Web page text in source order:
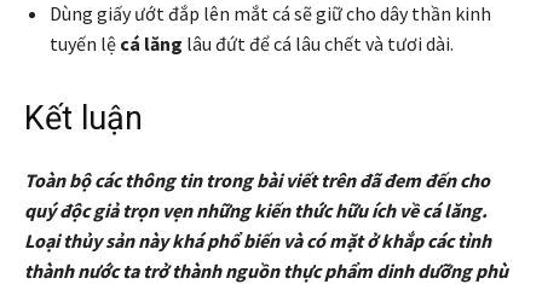
Dùng giấy ướt đắp lên mắt cá sẽ giữ cho dây thần kinh
tuyến lệ cá lăng lâu đứt để cá lâu chết và tươi dài.
Kết luận
Toàn bộ các thông tin trong bài viết trên đã đem đến cho
quý độc giả trọn vẹn những kiến thức hữu ích về cá lăng.
Loại thủy sản này khá phổ biến và có mặt ở khắp các tỉnh
thành nước ta trở thành nguồn thực phẩm dinh dưỡng phù